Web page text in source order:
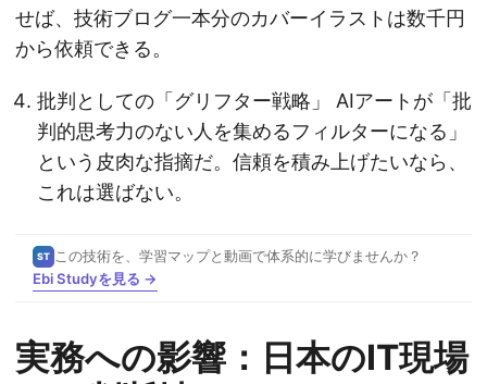
せば、技術ブログ一本分のカバーイラストは数千円
から依頼できる。
批判としての「グリフター戦略」 AIアートが「批
判的思考力のない人を集めるフィルターになる」
という皮肉な指摘だ。信頼を積み上げたいなら、
これは選ばない。
ST この技術を、学習マップと動画で体系的に学びませんか？
Ebi Studyを見る →
実務への影響：日本のIT現場